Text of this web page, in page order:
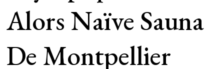
Alors Naïve Sauna
De Montpellier